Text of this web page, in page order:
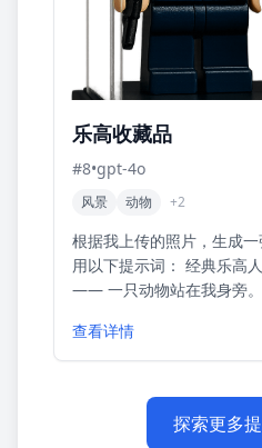
乐高收藏品
#8•gpt-4o
风景 动物 +2
根据我上传的照片，生成
用以下提示词： 经典乐高
—— 一只动物站在我身旁。
以选择任何你认为...
查看详情
探索更多